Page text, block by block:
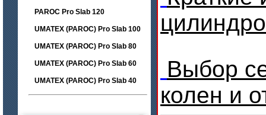
PAROC Pro Slab 120
UMATEX (PAROC) Pro Slab 100
UMATEX (PAROC) Pro Slab 80
UMATEX (PAROC) Pro Slab 60
UMATEX (PAROC) Pro Slab 40
Выбор
колен и